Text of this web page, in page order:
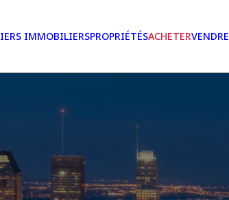
IMMOBILIERSPROPRIÉTÉSACHETERVENDRE